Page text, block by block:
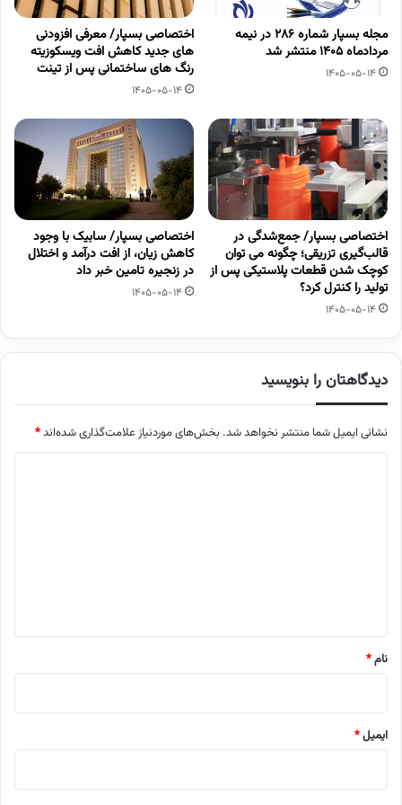
مجله بسپار شماره 286 در نیمه
مردادماه 1405 منتشر شد
1405-05-14
اختصاصی بسپار/ معرفی افزودنی
های جدید کاهش افت ویسکوزیته
رنگ های ساختمانی پس از تینت
1405-05-14
اختصاصی بسپار/ جمع‌شدگی در
قالب‌گیری تزریقی؛ چگونه می توان
کوچک شدن قطعات پلاستیکی پس از
تولید را کنترل کرد؟
1405-05-14
اختصاصی بسپار/ سابیک با وجود
کاهش زیان، از افت درآمد و اختلال
در زنجیره تامین خبر داد
1405-05-14
دیدگاهتان را بنویسید
نشانی ایمیل شما منتشر نخواهد شد. بخش‌های موردنیاز علامت‌گذاری شده‌اند*
نام*
ایمیل*